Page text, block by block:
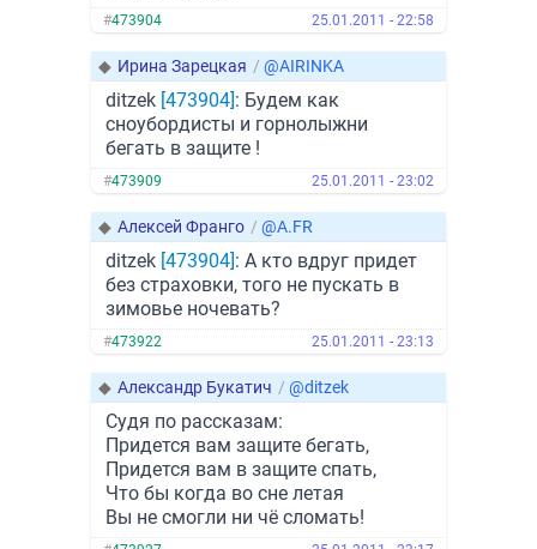
#473904 25.01.2011 - 22:58
◆ Ирина Зарецкая / @AIRINKA
ditzek [473904]: Будем как
сноубордисты и горнолыжни
бегать в защите !
#473909 25.01.2011 - 23:02
◆ Алексей Франго / @A.FR
ditzek [473904]: А кто вдруг придет
без страховки, того не пускать в
зимовье ночевать?
#473922 25.01.2011 - 23:13
◆ Александр Букатич / @ditzek
Судя по рассказам:
Придется вам защите бегать,
Придется вам в защите спать,
Что бы когда во сне летая
Вы не смогли ни чё сломать!